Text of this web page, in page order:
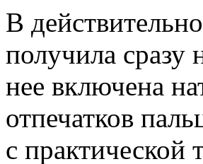
В
получила сразу
нее включена
отпечатков
с практической